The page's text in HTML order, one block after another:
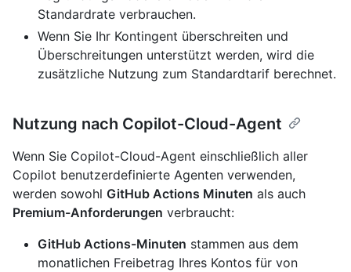
Standardrate verbrauchen.
Wenn Sie Ihr Kontingent überschreiten und
Überschreitungen unterstützt werden, wird die
zusätzliche Nutzung zum Standardtarif berechnet.
Nutzung nach Copilot-Cloud-Agent
Wenn Sie Copilot-Cloud-Agent einschließlich aller
Copilot benutzerdefinierte Agenten verwenden,
werden sowohl GitHub Actions Minuten als auch
Premium-Anforderungen verbraucht:
GitHub Actions-Minuten stammen aus dem
monatlichen Freibetrag Ihres Kontos für von